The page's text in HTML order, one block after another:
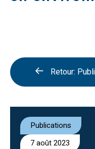
Publications
7 août 2023
Retour: